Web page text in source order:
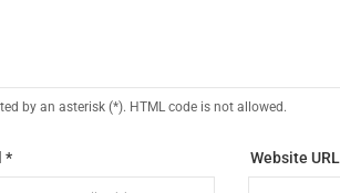
by an asterisk (*). HTML code is not allowed.
* Website URL